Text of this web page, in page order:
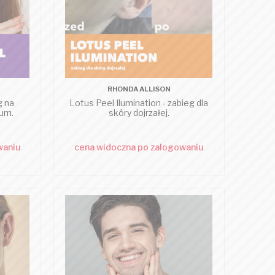
na
RHONDA ALLISON
Lotus Peel Ilumination - zabieg dla
skóry dojrzałej.
cena widoczna po zalogowaniu